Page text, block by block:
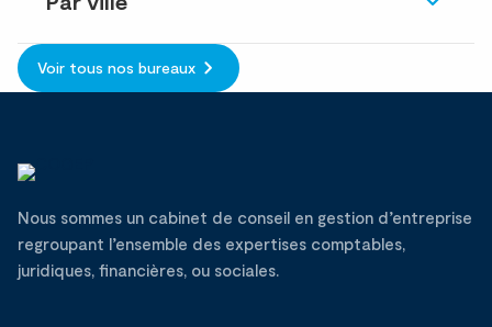
Voir tous nos bureaux
Nous sommes un cabinet de conseil en gestion d’entreprise
regroupant l’ensemble des expertises comptables,
juridiques, financières, ou sociales.